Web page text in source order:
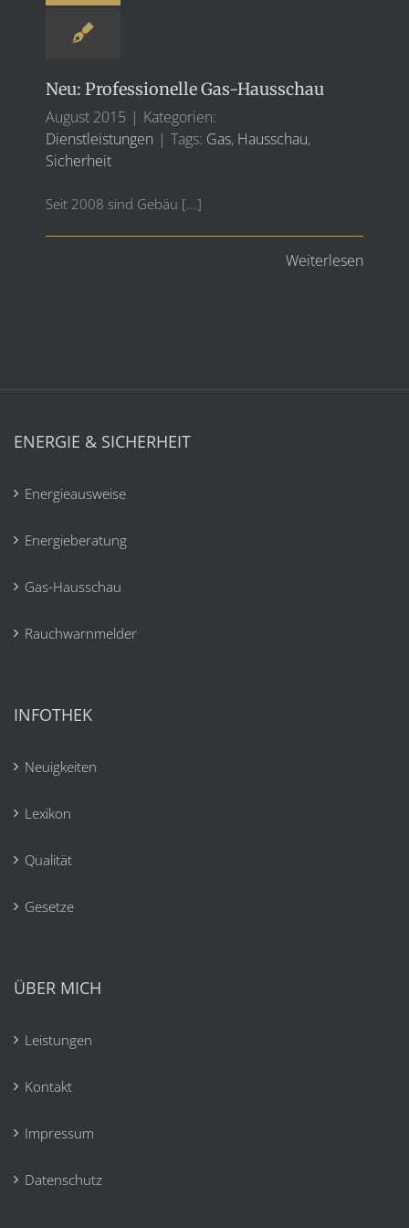
Neu: Professionelle Gas-Hausschau
August 2015 | Kategorien:
Dienstleistungen | Tags: Gas, Hausschau,
Sicherheit
Seit 2008 sind Gebäu [...]
Weiterlesen
ENERGIE & SICHERHEIT
Energieausweise
Energieberatung
Gas-Hausschau
Rauchwarnmelder
INFOTHEK
Neuigkeiten
Lexikon
Qualität
Gesetze
ÜBER MICH
Leistungen
Kontakt
Impressum
Datenschutz